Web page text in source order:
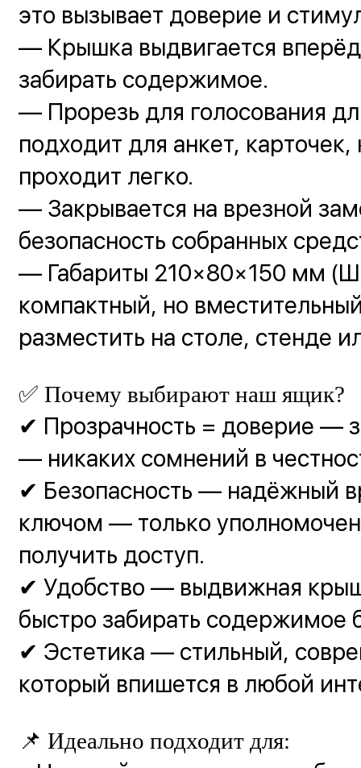
это вызывает доверие и
— Крышка выдвигается
забирать содержимое.
— Прорезь для голосования
подходит для анкет,
проходит легко.
— Закрывается на врезной
безопасность собранных
— Габариты 210×80×150 мм
компактный, но
разместить на столе, стенде
✅ Почему выбирают наш ящик?
✔ Прозрачность = доверие —
— никаких сомнений в
✔ Безопасность — надёжный
ключом — только
получить доступ.
✔ Удобство — выдвижная
быстро забирать содержимое
✔ Эстетика — стильный,
который впишется в любой
📌 Идеально подходит для: